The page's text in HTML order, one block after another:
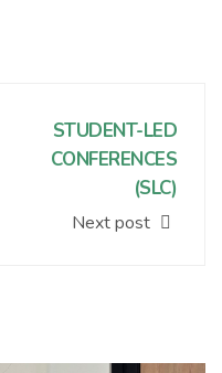
STUDENT-LED
CONFERENCES
(SLC)
Next post